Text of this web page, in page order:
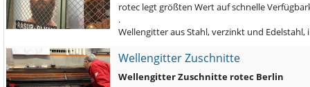
rotec legt größten Wert auf schnelle
.
Wellengitter aus Stahl, verzinkt und
Wellengitter Zuschnitte
Wellengitter Zuschnitte rotec Berlin